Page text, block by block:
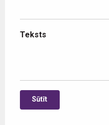
Teksts